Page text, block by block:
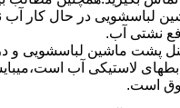
ﻣﺎﺷﯿﻦ لباسشویی در ﺣﺎل
نشتی آب.
پنل ﭘﺸﺖ ﻣﺎﺷﯿﻦ لباسشویی
ﻻﺳﺘﯿﮑﯽ آب
اﺳﺖ.